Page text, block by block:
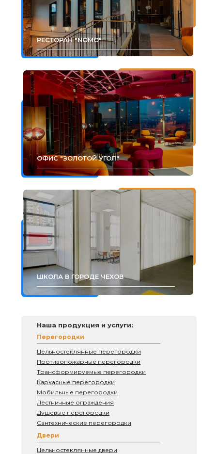
РЕСТОРАН "NOMO"
ОФИС "ЗОЛОТОЙ УГОЛ"
ШКОЛА В ГОРОДЕ ЧЕХОВ
Цельностеклянные перегородки
Перегородки
Противопожарные перегородки
Трансформируемые перегородки
Каркасные перегородки
Мобильные перегородки
Лестничные ограждения
Душевые перегородки
Сантехнические перегородки
Наша продукция и услуги:
Цельностеклянные двери
Двери